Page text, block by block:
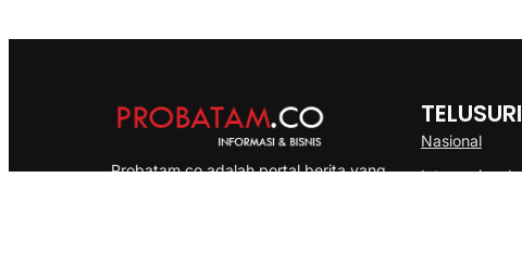
Probatam.co adalah portal berita yang
TELUSURI
Nasional
Internasional